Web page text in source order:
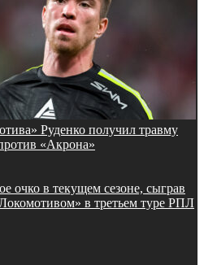
Руденко получил травму
«Акрона»
очко в текущем сезоне, сыграв
в третьем туре РПЛ